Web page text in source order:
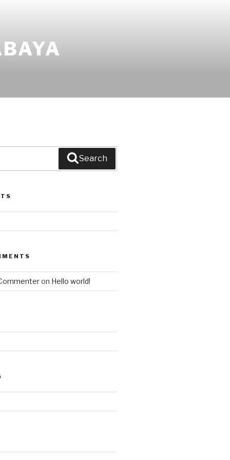
Search
on Hello world!